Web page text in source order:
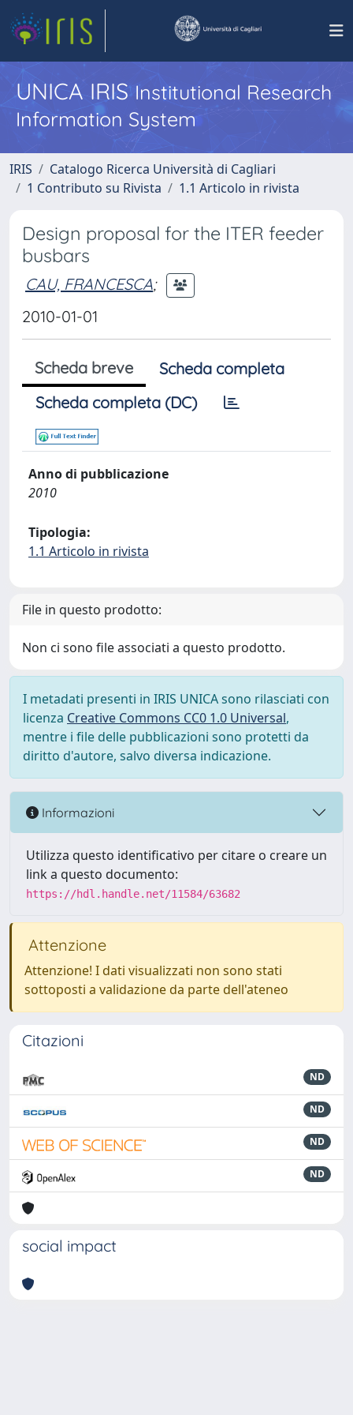
UNICA IRISInstitutional Research
Information System
IRIS
Catalogo Ricerca Università di Cagliari
1 Contributo su Rivista
1.1 Articolo in rivista
Design proposal for the ITER feeder
busbars
CAU, FRANCESCA;
2010-01-01
Scheda breve
Scheda completa
Scheda completa (DC)
Anno di pubblicazione
2010
Tipologia:
1.1 Articolo in rivista
File in questo prodotto:
Non ci sono file associati a questo prodotto.
I metadati presenti in IRIS UNICA sono rilasciati con
licenza Creative Commons CC0 1.0 Universal,
mentre i file delle pubblicazioni sono protetti da
diritto d'autore, salvo diversa indicazione.
Informazioni
Utilizza questo identificativo per citare o creare un
link a questo documento:
https://hdl.handle.net/11584/63682
Attenzione
Attenzione! I dati visualizzati non sono stati
sottoposti a validazione da parte dell'ateneo
Citazioni
ND
ND
ND
ND
social impact